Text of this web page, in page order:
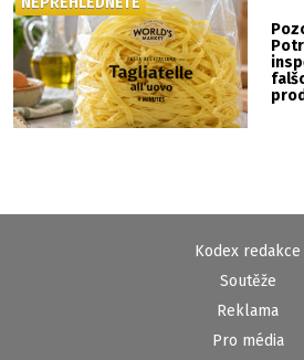
Kodex redakce
Soutěže
Reklama
Pro média